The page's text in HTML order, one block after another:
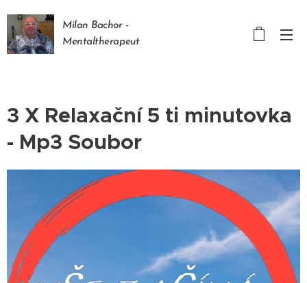
Milan Bachor -
Mentaltherapeut
3 X Relaxační 5 ti minutovka
- Mp3 Soubor